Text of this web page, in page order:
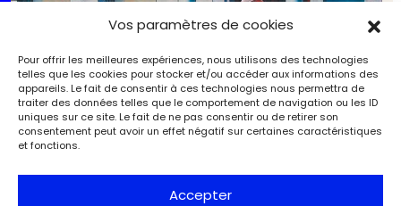
Vos paramètres de cookies
Pour offrir les meilleures expériences, nous utilisons des technologies
telles que les cookies pour stocker et/ou accéder aux informations des
appareils. Le fait de consentir à ces technologies nous permettra de
traiter des données telles que le comportement de navigation ou les ID
uniques sur ce site. Le fait de ne pas consentir ou de retirer son
consentement peut avoir un effet négatif sur certaines caractéristiques
et fonctions.
Accepter